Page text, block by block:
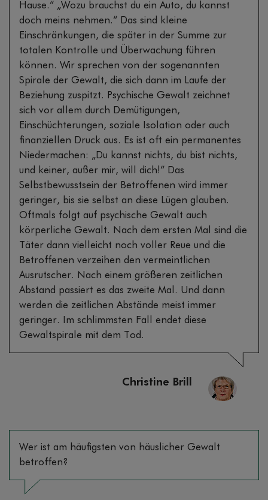
Hause.“ „Wozu brauchst du ein Auto, du kannst
doch meins nehmen.“ Das sind kleine
Einschränkungen, die später in der Summe zur
totalen Kontrolle und Überwachung führen
können. Wir sprechen von der sogenannten
Spirale der Gewalt, die sich dann im Laufe der
Beziehung zuspitzt. Psychische Gewalt zeichnet
sich vor allem durch Demütigungen,
Einschüchterungen, soziale Isolation oder auch
finanziellen Druck aus. Es ist oft ein permanentes
Niedermachen: „Du kannst nichts, du bist nichts,
und keiner, außer mir, will dich!“ Das
Selbstbewusstsein der Betroffenen wird immer
geringer, bis sie selbst an diese Lügen glauben.
Oftmals folgt auf psychische Gewalt auch
körperliche Gewalt. Nach dem ersten Mal sind die
Täter dann vielleicht noch voller Reue und die
Betroffenen verzeihen den vermeintlichen
Ausrutscher. Nach einem größeren zeitlichen
Abstand passiert es das zweite Mal. Und dann
werden die zeitlichen Abstände meist immer
geringer. Im schlimmsten Fall endet diese
Gewaltspirale mit dem Tod.
Christine Brill
Wer ist am häufigsten von häuslicher Gewalt
betroffen?